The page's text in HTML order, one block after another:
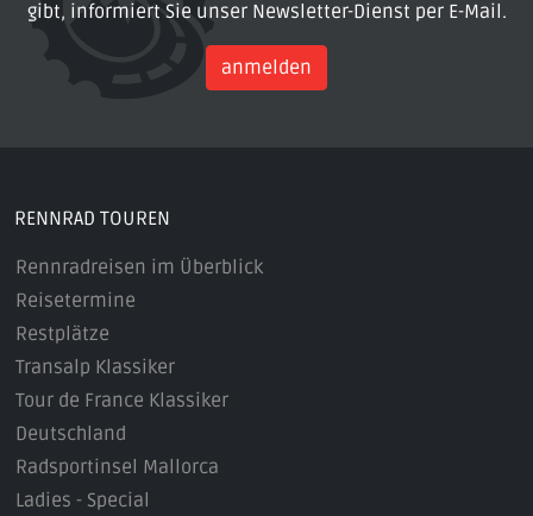
gibt, informiert Sie unser Newsletter-Dienst per E-Mail.
anmelden
RENNRAD TOUREN
Rennradreisen im Überblick
Reisetermine
Restplätze
Transalp Klassiker
Tour de France Klassiker
Deutschland
Radsportinsel Mallorca
Ladies - Special